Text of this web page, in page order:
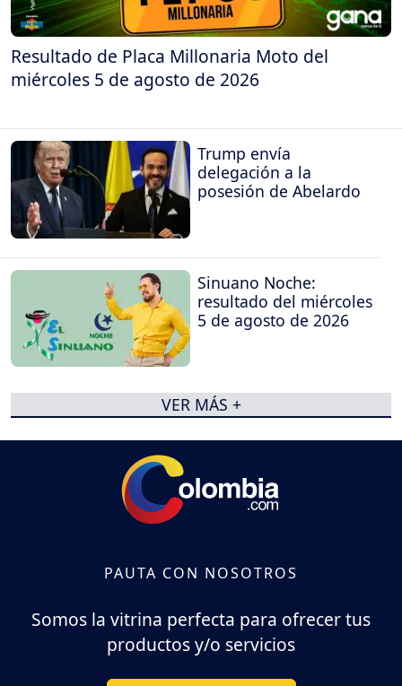
Resultado de Placa Millonaria Moto del
miércoles 5 de agosto de 2026
Trump envía
delegación a la
posesión de Abelardo
Sinuano Noche:
resultado del miércoles
5 de agosto de 2026
VER MÁS +
PAUTA CON NOSOTROS
Somos la vitrina perfecta para ofrecer tus
productos y/o servicios